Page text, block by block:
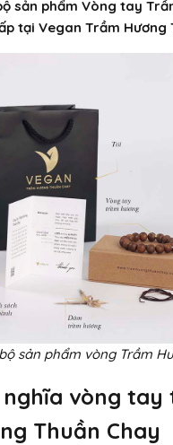
sản phẩm Vòng tay
tại Vegan Trầm Hương
sản phẩm vòng Trầm
nghĩa vòng tay
Thuần Chay